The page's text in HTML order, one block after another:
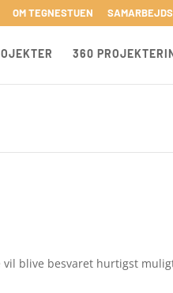
OM TEGNESTUEN
360
vil blive besvaret hurtigst